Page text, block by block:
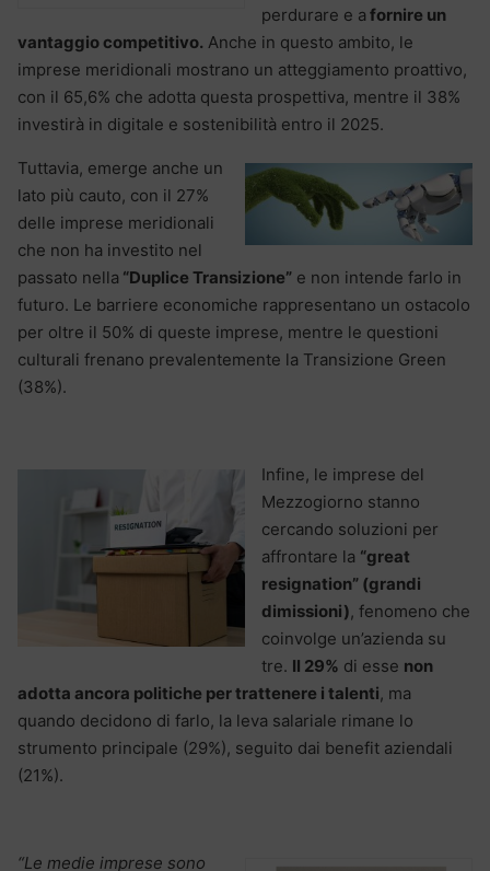
perdurare e a fornire un
vantaggio competitivo. Anche in questo ambito, le
imprese meridionali mostrano un atteggiamento proattivo,
con il 65,6% che adotta questa prospettiva, mentre il 38%
investirà in digitale e sostenibilità entro il 2025.
Tuttavia, emerge anche un
lato più cauto, con il 27%
delle imprese meridionali
che non ha investito nel
passato nella “Duplice Transizione” e non intende farlo in
futuro. Le barriere economiche rappresentano un ostacolo
per oltre il 50% di queste imprese, mentre le questioni
culturali frenano prevalentemente la Transizione Green
(38%).
Infine, le imprese del
Mezzogiorno stanno
cercando soluzioni per
affrontare la “great
resignation” (grandi
dimissioni), fenomeno che
coinvolge un’azienda su
tre. Il 29% di esse non
adotta ancora politiche per trattenere i talenti, ma
quando decidono di farlo, la leva salariale rimane lo
strumento principale (29%), seguito dai benefit aziendali
(21%).
“Le medie imprese sono